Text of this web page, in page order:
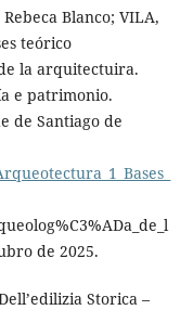
Blanco; VILA,
teórico
la arquitectuira.
e patrimonio.
de Santiago de
de 2025.
Storica –